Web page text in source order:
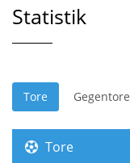
Statistik
Tore Gegentore
Tore